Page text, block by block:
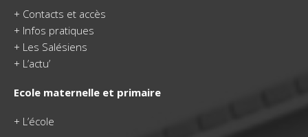
+ Contacts et accès
+ Infos pratiques
+ Les Salésiens
+ L’actu’
Ecole maternelle et primaire
+ L’école